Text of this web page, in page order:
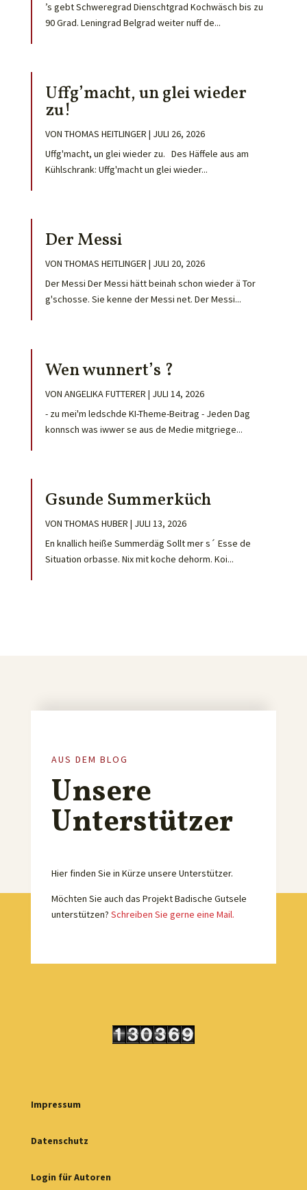
’s gebt Schweregrad Dienschtgrad Kochwäsch bis zu
90 Grad. Leningrad Belgrad weiter nuff de...
Uffg’macht, un glei wieder
zu!
VON THOMAS HEITLINGER | JULI 26, 2026
Uffg'macht, un glei wieder zu. Des Häffele aus am
Kühlschrank: Uffg'macht un glei wieder...
Der Messi
VON THOMAS HEITLINGER | JULI 20, 2026
Der Messi Der Messi hätt beinah schon wieder ä Tor
g'schosse. Sie kenne der Messi net. Der Messi...
Wen wunnert’s ?
VON ANGELIKA FUTTERER | JULI 14, 2026
- zu mei'm ledschde KI-Theme-Beitrag - Jeden Dag
konnsch was iwwer se aus de Medie mitgriege...
Gsunde Summerküch
VON THOMAS HUBER | JULI 13, 2026
En knallich heiße Summerdäg Sollt mer s´ Esse de
Situation orbasse. Nix mit koche dehorm. Koi...
AUS DEM BLOG
Unsere
Unterstützer
Hier finden Sie in Kürze unsere Unterstützer.
Möchten Sie auch das Projekt Badische Gutsele
unterstützen? Schreiben Sie gerne eine Mail.
Impressum
Datenschutz
Login für Autoren